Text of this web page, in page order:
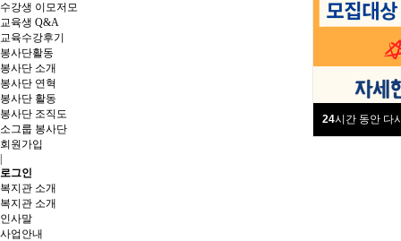
24시간 동안 다
수강생 이모저모
교육생 Q&A
교육수강후기
봉사단활동
봉사단 소개
봉사단 연혁
봉사단 활동
봉사단 조직도
소그룹 봉사단
회원가입
로그인
복지관 소개
복지관 소개
인사말
사업안내